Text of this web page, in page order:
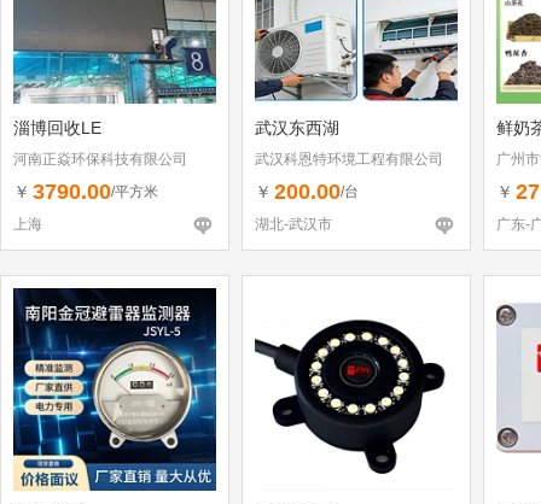
淄博回收LE
河南正焱环保科技有限公司
￥ 3790.00/平方米
上海
武汉东西湖
武汉科恩特环境工程有限公司
￥ 200.00/台
湖北-武汉市
鲜奶
广州
￥
广东-